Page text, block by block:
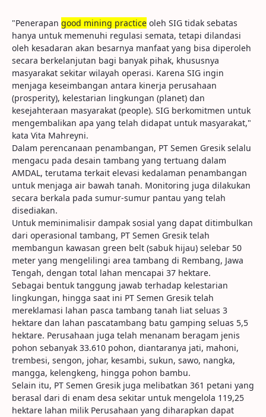
"Penerapan good mining practice oleh SIG tidak sebatas
hanya untuk memenuhi regulasi semata, tetapi dilandasi
oleh kesadaran akan besarnya manfaat yang bisa diperoleh
secara berkelanjutan bagi banyak pihak, khususnya
masyarakat sekitar wilayah operasi. Karena SIG ingin
menjaga keseimbangan antara kinerja perusahaan
(prosperity), kelestarian lingkungan (planet) dan
kesejahteraan masyarakat (people). SIG berkomitmen untuk
mengembalikan apa yang telah didapat untuk masyarakat,"
kata Vita Mahreyni.
Dalam perencanaan penambangan, PT Semen Gresik selalu
mengacu pada desain tambang yang tertuang dalam
AMDAL, terutama terkait elevasi kedalaman penambangan
untuk menjaga air bawah tanah. Monitoring juga dilakukan
secara berkala pada sumur-sumur pantau yang telah
disediakan.
Untuk meminimalisir dampak sosial yang dapat ditimbulkan
dari operasional tambang, PT Semen Gresik telah
membangun kawasan green belt (sabuk hijau) selebar 50
meter yang mengelilingi area tambang di Rembang, Jawa
Tengah, dengan total lahan mencapai 37 hektare.
Sebagai bentuk tanggung jawab terhadap kelestarian
lingkungan, hingga saat ini PT Semen Gresik telah
mereklamasi lahan pasca tambang tanah liat seluas 3
hektare dan lahan pascatambang batu gamping seluas 5,5
hektare. Perusahaan juga telah menanam beragam jenis
pohon sebanyak 33.610 pohon, diantaranya jati, mahoni,
trembesi, sengon, johar, kesambi, sukun, sawo, nangka,
mangga, kelengkeng, hingga pohon bambu.
Selain itu, PT Semen Gresik juga melibatkan 361 petani yang
berasal dari di enam desa sekitar untuk mengelola 119,25
hektare lahan milik Perusahaan yang diharapkan dapat